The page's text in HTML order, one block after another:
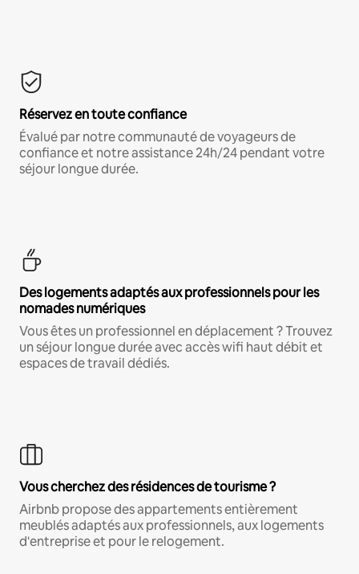
Réservez en toute confiance
Évalué par notre communauté de voyageurs de
confiance et notre assistance 24h/24 pendant votre
séjour longue durée.
Des logements adaptés aux professionnels pour les
nomades numériques
Vous êtes un professionnel en déplacement ? Trouvez
un séjour longue durée avec accès wifi haut débit et
espaces de travail dédiés.
Vous cherchez des résidences de tourisme ?
Airbnb propose des appartements entièrement
meublés adaptés aux professionnels, aux logements
d'entreprise et pour le relogement.